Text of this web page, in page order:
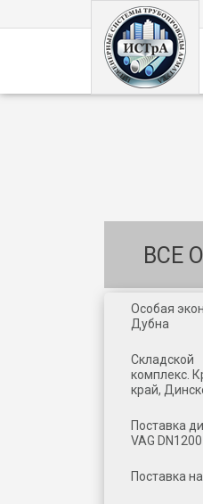
ВСЕ
Особая
Дубна
Складской
комплекс.
край,
Поставка
VAG
Поставка